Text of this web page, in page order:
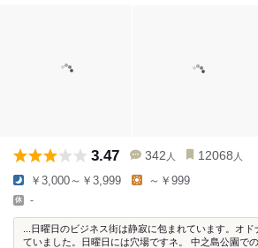
3.47 342 人 12068 人
￥3,000～￥3,999 ～￥999
-
...日曜日のビジネス街は静寂に包まれています。オ
ていました。日曜日には穴場ですネ。 中之島公園で